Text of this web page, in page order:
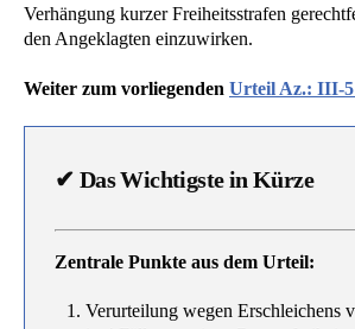
Verhängung kurzer Freiheitsstrafen
den Angeklagten einzuwirken.
Weiter zum vorliegenden Urteil Az.: III-5
✔ Das Wichtigste in Kürze
Zentrale Punkte aus dem Urteil:
Verurteilung wegen Erschleichens